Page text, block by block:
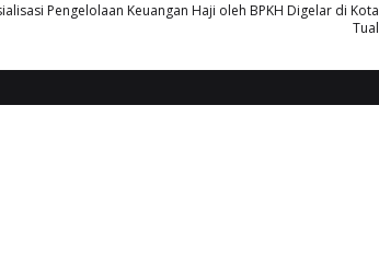
Pengelolaan Keuangan Haji oleh BPKH Digelar di Kota
Tual